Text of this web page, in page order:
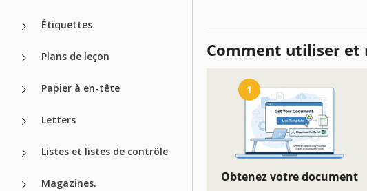
Étiquettes
Plans de leçon
Papier à en-tête
Letters
Listes et listes de contrôle
Magazines.
Comment utiliser et
1
Obtenez votre document